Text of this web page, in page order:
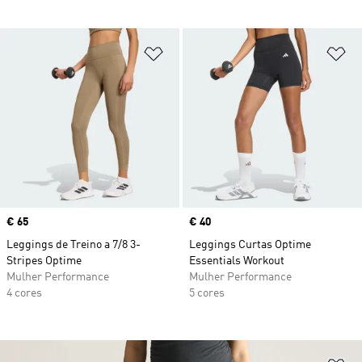
Adicionar à Lista de Desejos
Price
€ 65
Leggings de Treino a 7/8 3-
Stripes Optime
Mulher Performance
4 cores
Price
€ 40
Leggings Curtas Optime
Essentials Workout
Mulher Performance
5 cores